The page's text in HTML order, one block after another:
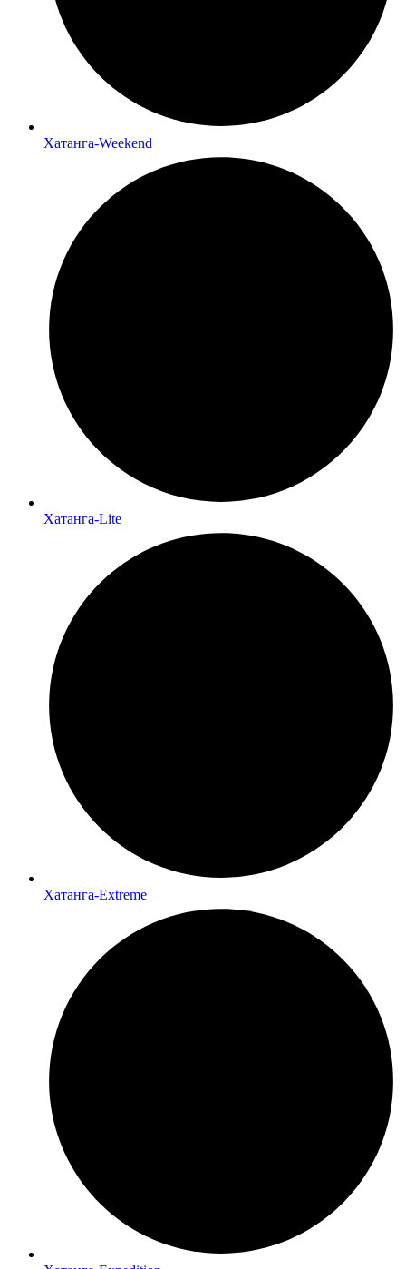
Хатанга-Weekend
Хатанга-Lite
Хатанга-Extreme